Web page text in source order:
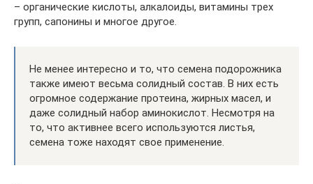
– органические кислоты, алкалоиды, витамины трех
групп, сапонины и многое другое.
Не менее интересно и то, что семена подорожника
также имеют весьма солидный состав. В них есть
огромное содержание протеина, жирных масел, и
даже солидный набор аминокислот. Несмотря на
то, что активнее всего используются листья,
семена тоже находят свое применение.